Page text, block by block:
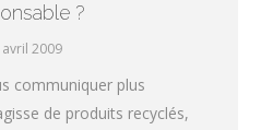
?
avril 2009
communiquer plus
de produits recyclés,